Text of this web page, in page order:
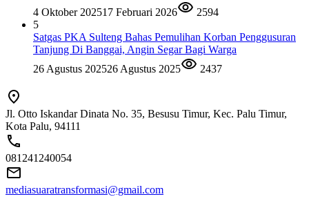
4 Oktober 202517 Februari 2026
2594
5
Satgas PKA Sulteng Bahas Pemulihan Korban Penggusuran
Tanjung Di Banggai, Angin Segar Bagi Warga
26 Agustus 202526 Agustus 2025 2437
Jl. Otto Iskandar Dinata No. 35, Besusu Timur, Kec. Palu Timur,
Kota Palu, 94111
081241240054
mediasuaratransformasi@gmail.com